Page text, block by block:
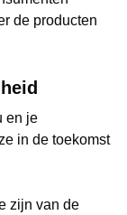
de producten
en je
in de toekomst
zijn van de